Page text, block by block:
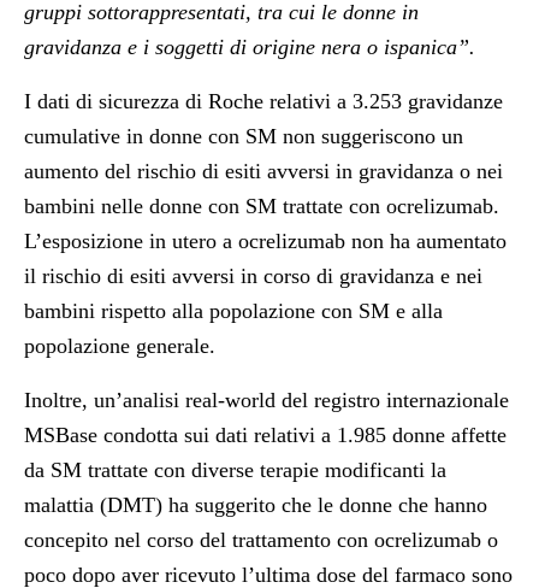
gruppi sottorappresentati, tra cui le donne in
gravidanza e i soggetti di origine nera o ispanica”.
I dati di sicurezza di Roche relativi a 3.253 gravidanze
cumulative in donne con SM non suggeriscono un
aumento del rischio di esiti avversi in gravidanza o nei
bambini nelle donne con SM trattate con ocrelizumab.
L’esposizione in utero a ocrelizumab non ha aumentato
il rischio di esiti avversi in corso di gravidanza e nei
bambini rispetto alla popolazione con SM e alla
popolazione generale.
Inoltre, un’analisi real-world del registro internazionale
MSBase condotta sui dati relativi a 1.985 donne affette
da SM trattate con diverse terapie modificanti la
malattia (DMT) ha suggerito che le donne che hanno
concepito nel corso del trattamento con ocrelizumab o
poco dopo aver ricevuto l’ultima dose del farmaco sono